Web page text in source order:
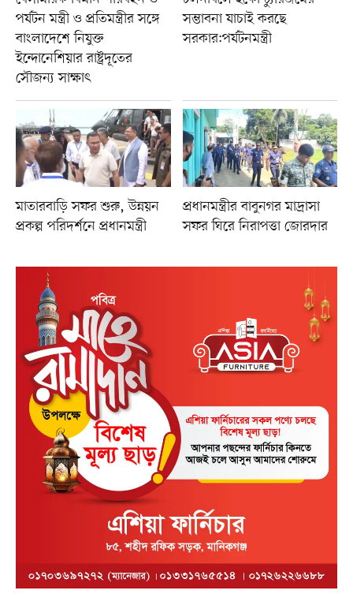
পর্যটন মন্ত্রী ও প্রতিমন্ত্রীর সঙ্গে
বাংলাদেশে নিযুক্ত
ইন্দোনেশিয়ার রাষ্ট্রদূতের
সৌজন্য সাক্ষাৎ
সম্ভাবনা যাচাই করছে
সরকার:পর্যটনমন্ত্রী
মাতারবাড়ি সফর শুরু, উন্নয়ন
প্রকল্প পরিদর্শনে প্রধানমন্ত্রী
প্রধানমন্ত্রীর বাবুনগর মাদ্রাসা
সফর ঘিরে নিরাপত্তা জোরদার